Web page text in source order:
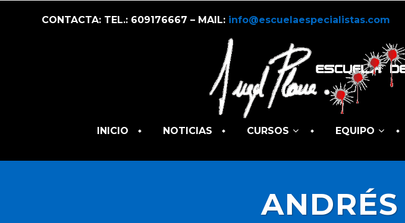
CONTACTA: TEL.: 609176667 – MAIL: info@escuelaespecialistas.com
INICIO NOTICIAS CURSOS EQUIPO